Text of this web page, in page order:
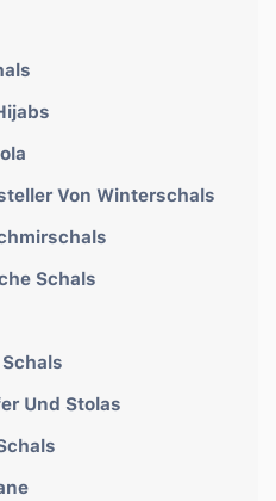
Von Winterschals
Schals
Und Stolas